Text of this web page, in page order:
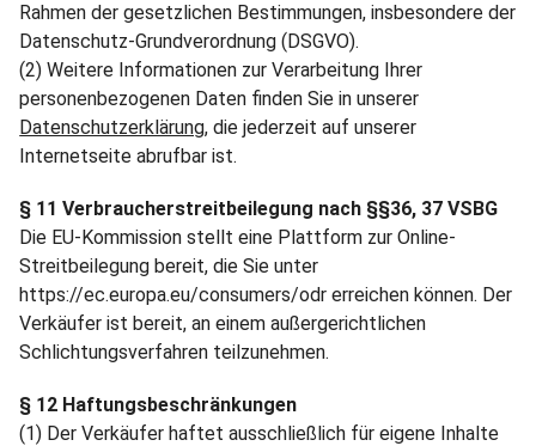
Rahmen der gesetzlichen Bestimmungen, insbesondere der
Datenschutz-Grundverordnung (DSGVO).
(2) Weitere Informationen zur Verarbeitung Ihrer
personenbezogenen Daten finden Sie in unserer
Datenschutzerklärung, die jederzeit auf unserer
Internetseite abrufbar ist.
§ 11 Verbraucherstreitbeilegung nach §§36, 37 VSBG
Die EU-Kommission stellt eine Plattform zur Online-
Streitbeilegung bereit, die Sie unter
https://ec.europa.eu/consumers/odr erreichen können. Der
Verkäufer ist bereit, an einem außergerichtlichen
Schlichtungsverfahren teilzunehmen.
§ 12 Haftungsbeschränkungen
(1) Der Verkäufer haftet ausschließlich für eigene Inhalte